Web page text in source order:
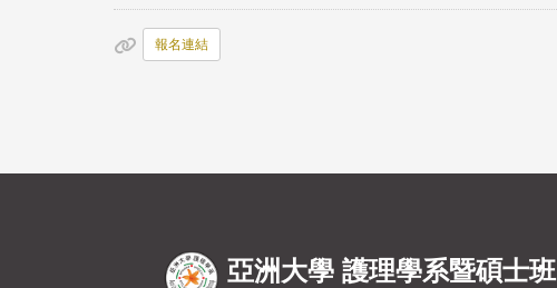
報名連結
亞洲大學 護理學系暨碩士班